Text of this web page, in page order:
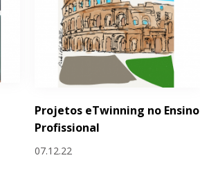
Projetos eTwinning no Ensino
Profissional
07.12.22